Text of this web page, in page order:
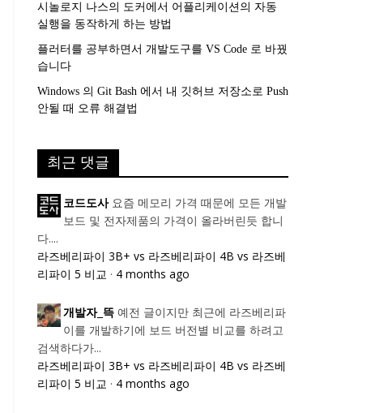
시놀로지 나스의 도커에서 어플리케이션의 자동
실행을 동작하게 하는 방법
플러터를 공부하면서 개발도구를 VS Code 로 바꿨
습니다
Windows 의 Git Bash 에서 내 깃허브 저장소로 Push
안될 때 오류 해결법
최근 댓글
코드도사 요즘 메모리 가격 때문에 모든 개발
보드 및 전자제품의 가격이 올라버린듯 합니
다....
라즈베리파이 3B+ vs 라즈베리파이 4B vs 라즈베
리파이 5 비교 · 4 months ago
개발자_뜩 예전 글이지만 최근에 라즈베리파
이를 개발하기에 보드 버전별 비교를 하려고
검색하다가...
라즈베리파이 3B+ vs 라즈베리파이 4B vs 라즈베
리파이 5 비교 · 4 months ago